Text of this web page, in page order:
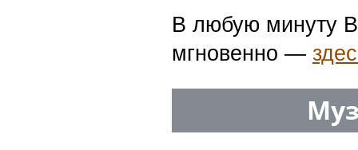
В любую минуту
мгновенно —